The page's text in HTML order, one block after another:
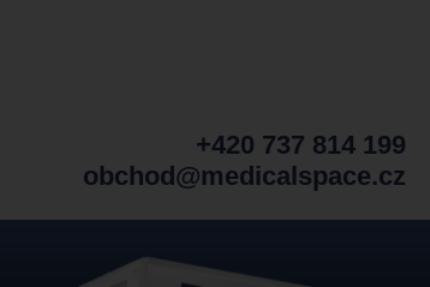
+420 737 814 199
obchod@medicalspace.cz